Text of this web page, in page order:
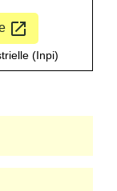
open_in_new
(Inpi)